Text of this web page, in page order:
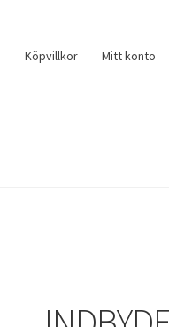
Köpvillkor Mitt konto